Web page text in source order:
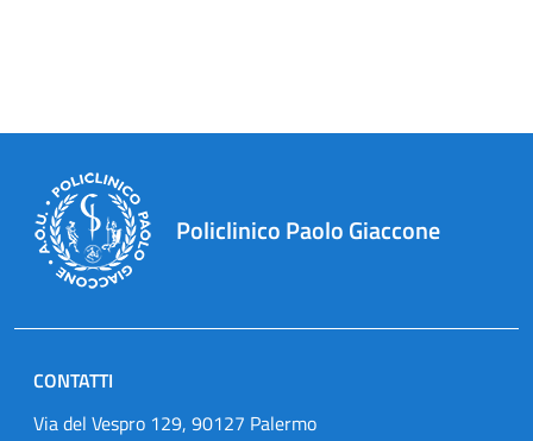
Policlinico Paolo Giaccone
CONTATTI
Via del Vespro 129, 90127 Palermo